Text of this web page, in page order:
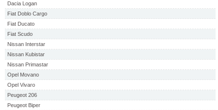
Dacia Logan
Fiat Doblo Cargo
Fiat Ducato
Fiat Scudo
Nissan Interstar
Nissan Kubistar
Nissan Primastar
Opel Movano
Opel Vivaro
Peugeot 206
Peugeot Biper